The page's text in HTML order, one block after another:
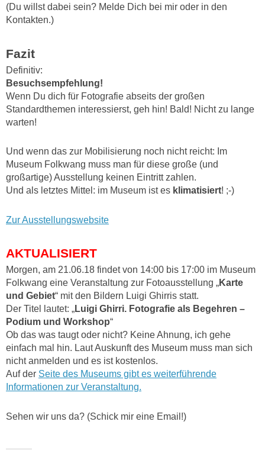
(Du willst dabei sein? Melde Dich bei mir oder in den
Kontakten.)
Fazit
Definitiv:
Besuchsempfehlung!
Wenn Du dich für Fotografie abseits der großen
Standardthemen interessierst, geh hin! Bald! Nicht zu lange
warten!
Und wenn das zur Mobilisierung noch nicht reicht: Im
Museum Folkwang muss man für diese große (und
großartige) Ausstellung keinen Eintritt zahlen.
Und als letztes Mittel: im Museum ist es klimatisiert! ;-)
Zur Ausstellungswebsite
AKTUALISIERT
Morgen, am 21.06.18 findet von 14:00 bis 17:00 im Museum
Folkwang eine Veranstaltung zur Fotoausstellung „Karte
und Gebiet“ mit den Bildern Luigi Ghirris statt.
Der Titel lautet: „Luigi Ghirri. Fotografie als Begehren –
Podium und Workshop“
Ob das was taugt oder nicht? Keine Ahnung, ich gehe
einfach mal hin. Laut Auskunft des Museum muss man sich
nicht anmelden und es ist kostenlos.
Auf der Seite des Museums gibt es weiterführende
Informationen zur Veranstaltung.
Sehen wir uns da? (Schick mir eine Email!)